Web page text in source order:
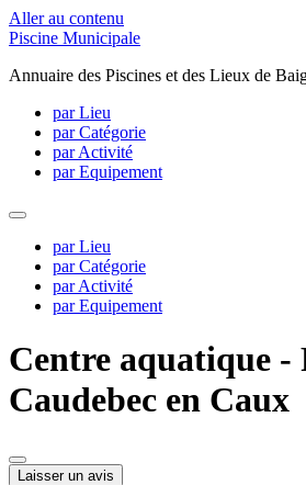
Aller au contenu
Piscine Municipale
Annuaire des Piscines et des Lieux de
par Lieu
par Catégorie
par Activité
par Equipement
par Lieu
par Catégorie
par Activité
par Equipement
Centre aquatique -
Caudebec en Caux
Laisser un avis